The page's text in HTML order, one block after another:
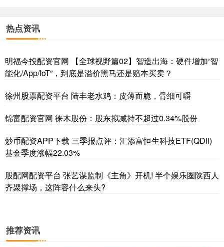
热点资讯
明福今投配资官网 【全球视野篇02】智造出海：硬件增加“智
能化/App/IoT”，到底是溢价黑马还是赔本买卖？
徐州股票配资平台 陆丰老水鸡：皮薄而脆，骨细可嚼
锦富配资官网 徕木股份：股东拟减持不超过0.34%股份
炒币配资APP下载 三季报点评：汇添富恒生科技ETF(QDII)
基金季度涨幅22.03%
股配网配资平台 张艺谋监制《主角》开机! 半个娱乐圈陕西人
齐聚撑场，这阵容什么来头?
推荐资讯